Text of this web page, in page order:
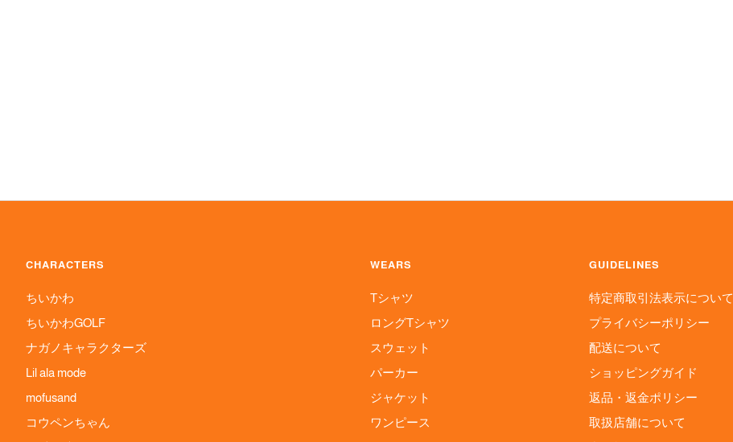
CHARACTERS
ちいかわ
ちいかわGOLF
ナガノキャラクターズ
Lil ala mode
mofusand
コウペンちゃん
WEARS
Tシャツ
ロングTシャツ
スウェット
パーカー
ジャケット
ワンピース
GUIDELINES
特定商取引法表示について
プライバシーポリシー
配送について
ショッピングガイド
返品・返金ポリシー
取扱店舗について